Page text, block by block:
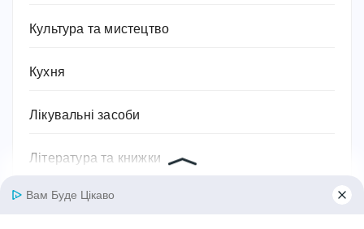
Культура та мистецтво
Кухня
Лікувальні засоби
Література та книжки
Логістика та транспорт